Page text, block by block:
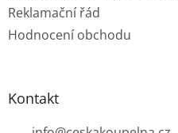
Reklamační řád
Hodnocení obchodu
Kontakt